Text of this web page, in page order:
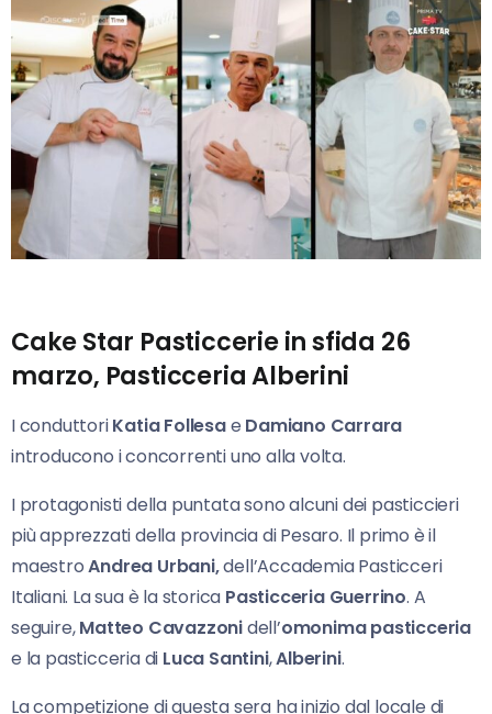
Cake Star Pasticcerie in sfida 26
marzo, Pasticceria Alberini
I conduttoriKatia Follesae Damiano Carrara
introducono i concorrenti uno alla volta.
I protagonisti della puntata sono alcuni dei pasticcieri
più apprezzati della provincia di Pesaro. Il primo è il
maestroAndrea Urbani,dell’Accademia Pasticceri
Italiani. La sua è la storica Pasticceria Guerrino. A
seguire,Matteo Cavazzonidell’omonima pasticceria
e la pasticceria di Luca Santini,Alberini.
La competizione di questa sera ha inizio dal locale di